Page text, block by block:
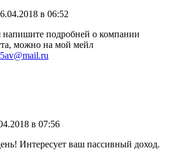
в 06:52
напишите подробней о компании
можно на мой мейл
в 07:56
Интересует ваш пассивный доход.